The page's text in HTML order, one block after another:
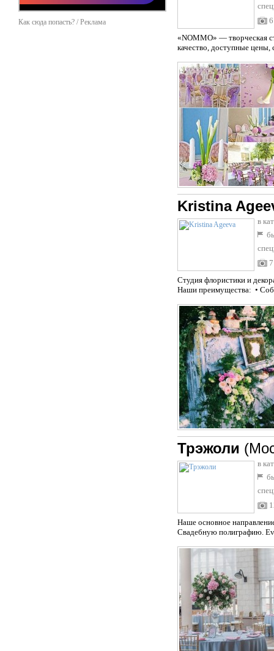
Как сюда попасть? / Реклама
6
«NOMMO» — творческая
качество, доступные
Kristina
в
7
Студия флористики и
Наши преимущества: •
Трэжоли
в
Наше основное
Свадебную полиграфию.